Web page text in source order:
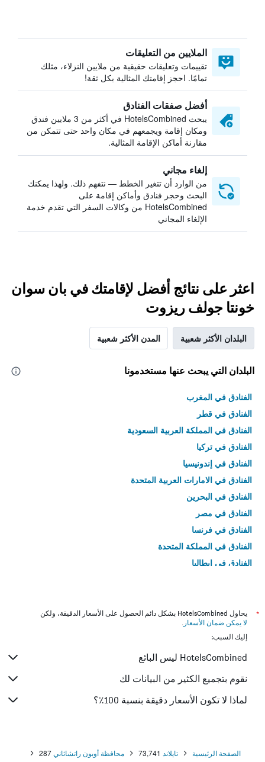
الملايين من التعليقات
تقييمات وتعليقات حقيقية من ملايين النزلاء، مثلك
تمامًا. احجز إقامتك المثالية بكل ثقة!
أفضل صفقات الفنادق
يبحث HotelsCombined في أكثر من 3 ملايين فندق
ومكان إقامة ويجمعهم في مكان واحد حتى تتمكن من
مقارنة أماكن الإقامة المثالية.
إلغاء مجاني
من الوارد أن تتغير الخطط — نتفهم ذلك. ولهذا يمكنك
البحث وحجز فنادق وأماكن إقامة على
HotelsCombined من وكالات السفر التي تقدم خدمة
الإلغاء المجاني
اعثر على نتائج أفضل لإقامتك في بان سوان
خونتا جولف ريزوت
البلدان الأكثر شعبية المدن الأكثر شعبية
البلدان التي يبحث عنها مستخدمونا
الفنادق في المغرب
الفنادق في قطر
الفنادق في المملكة العربية السعودية
الفنادق في تركيا
الفنادق في إندونيسيا
الفنادق في الامارات العربية المتحدة
الفنادق في البحرين
الفنادق في مصر
الفنادق في فرنسا
الفنادق في المملكة المتحدة
الفنادق في إيطاليا
*
يحاول HotelsCombined بشكل دائم الحصول على الأسعار الدقيقة، ولكن
لا يمكن ضمان الأسعار .
إليك السبب:
HotelsCombined ليس البائع
نقوم بتجميع الكثير من البيانات لك
لماذا لا تكون الأسعار دقيقة بنسبة 100٪؟
الصفحة الرئيسية تايلاند 73,741 محافظة أوبون راتشاثاني 287